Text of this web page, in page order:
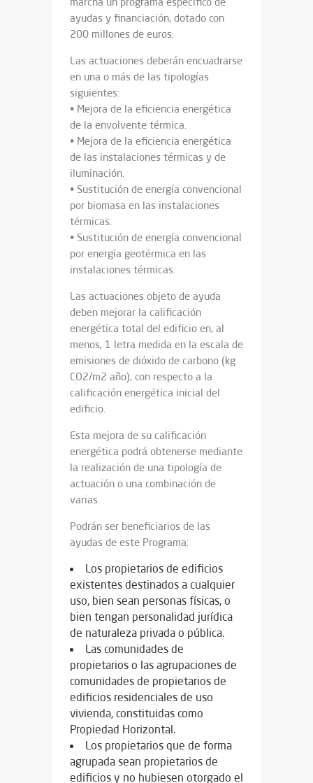
ayudas y financiación, dotado con
200 millones de euros.
Las actuaciones deberán encuadrarse
en una o más de las tipologías
siguientes:
• Mejora de la eficiencia energética
de la envolvente térmica.
• Mejora de la eficiencia energética
de las instalaciones térmicas y de
iluminación.
• Sustitución de energía convencional
por biomasa en las instalaciones
térmicas.
• Sustitución de energía convencional
por energía geotérmica en las
instalaciones térmicas.
Las actuaciones objeto de ayuda
deben mejorar la calificación
energética total del edificio en, al
menos, 1 letra medida en la escala de
emisiones de dióxido de carbono (kg
CO2/m2 año), con respecto a la
calificación energética inicial del
edificio.
Esta mejora de su calificación
energética podrá obtenerse mediante
la realización de una tipología de
actuación o una combinación de
varias.
Podrán ser beneficiarios de las
ayudas de este Programa:
Los propietarios de edificios
existentes destinados a cualquier
uso, bien sean personas físicas, o
bien tengan personalidad jurídica
de naturaleza privada o pública.
Las comunidades de
propietarios o las agrupaciones de
comunidades de propietarios de
edificios residenciales de uso
vivienda, constituidas como
Propiedad Horizontal.
Los propietarios que de forma
agrupada sean propietarios de
edificios y no hubiesen otorgado el